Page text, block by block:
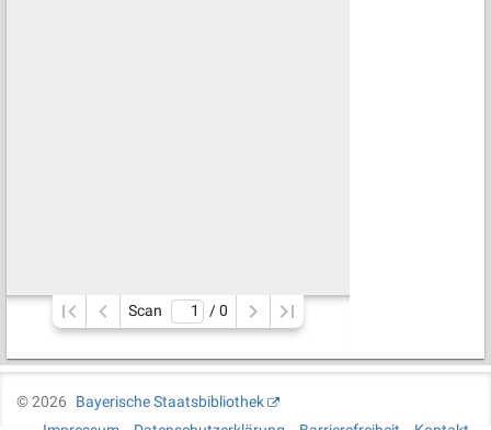
Scan / 0
©2026
Bayerische Staatsbibliothek